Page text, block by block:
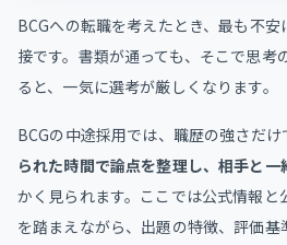
BCGへの転職を考えたとき、最も不
接です。書類が通っても、そこで思考
ると、一気に選考が厳しくなります。
BCGの中途採用では、職歴の強さだけ
られた時間で論点を整理し、相手と
かく見られます。ここでは公式情報と
を踏まえながら、出題の特徴、評価基